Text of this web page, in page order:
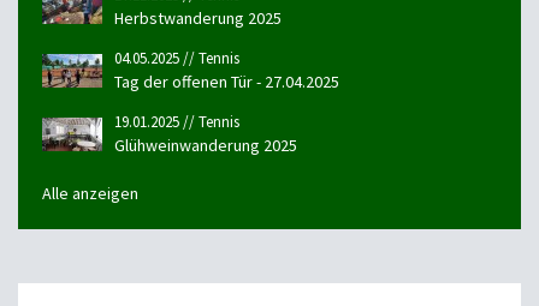
Herbstwanderung 2025
04.05.2025 // Tennis
Tag der offenen Tür - 27.04.2025
19.01.2025 // Tennis
Glühweinwanderung 2025
Alle anzeigen